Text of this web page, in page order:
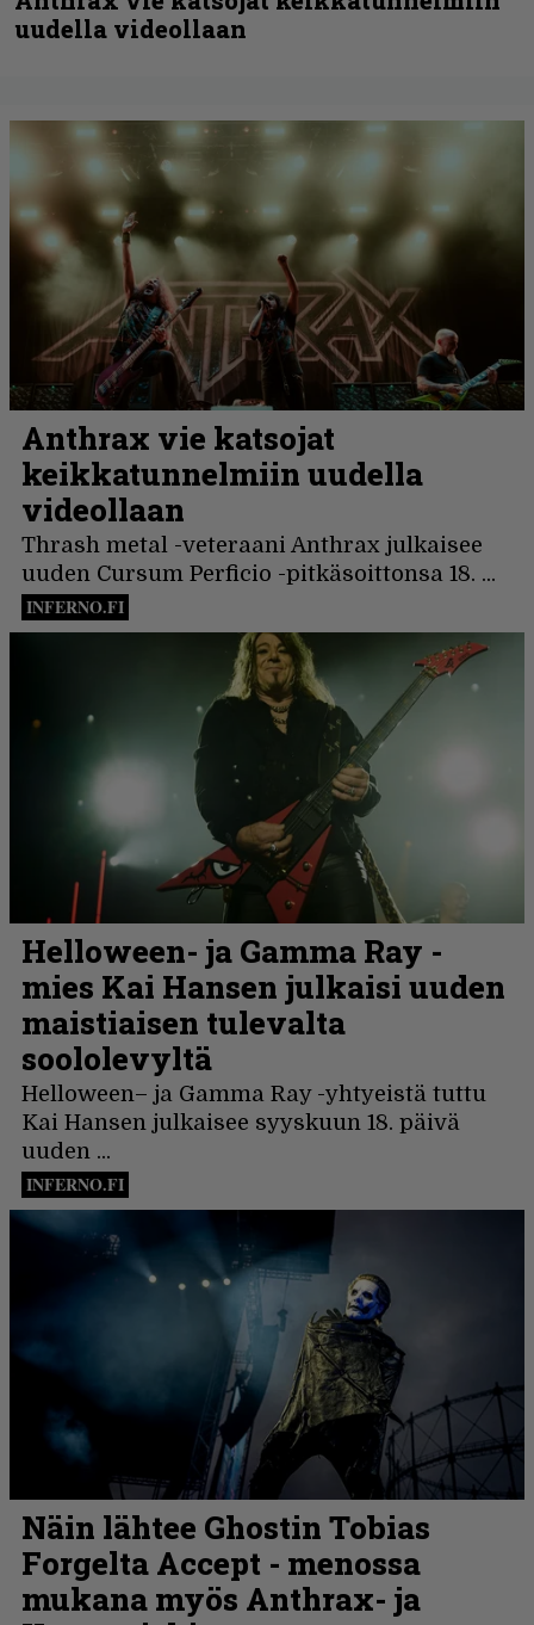
uudella videollaan